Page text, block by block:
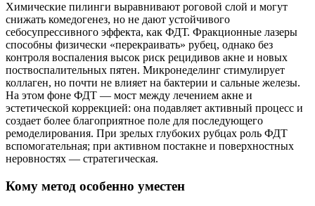
Химические пилинги выравнивают роговой слой и могут
снижать комедогенез, но не дают устойчивого
себосупрессивного эффекта, как ФДТ. Фракционные лазеры
способны физически «перекраивать» рубец, однако без
контроля воспаления высок риск рецидивов акне и новых
поствоспалительных пятен. Микронеделинг стимулирует
коллаген, но почти не влияет на бактерии и сальные железы.
На этом фоне ФДТ — мост между лечением акне и
эстетической коррекцией: она подавляет активный процесс и
создает более благоприятное поле для последующего
ремоделирования. При зрелых глубоких рубцах роль ФДТ
вспомогательная; при активном постакне и поверхностных
неровностях — стратегическая.
Кому метод особенно уместен